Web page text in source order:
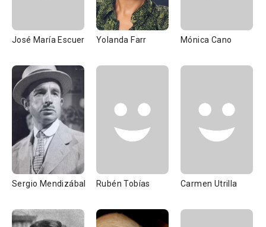
José María Escuer Yolanda Farr Mónica Cano
Sergio Mendizábal Rubén Tobías Carmen Utrilla